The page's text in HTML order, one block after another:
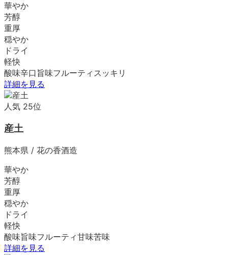
華やか
芳醇
重厚
穏やか
ドライ
軽快
酸味辛口 旨味フルーティ スッキリ
詳細を見る
人気 25位
産土
熊本県 / 花の香酒造
華やか
芳醇
重厚
穏やか
ドライ
軽快
酸味旨味フルーティ甘味苦味
詳細を見る